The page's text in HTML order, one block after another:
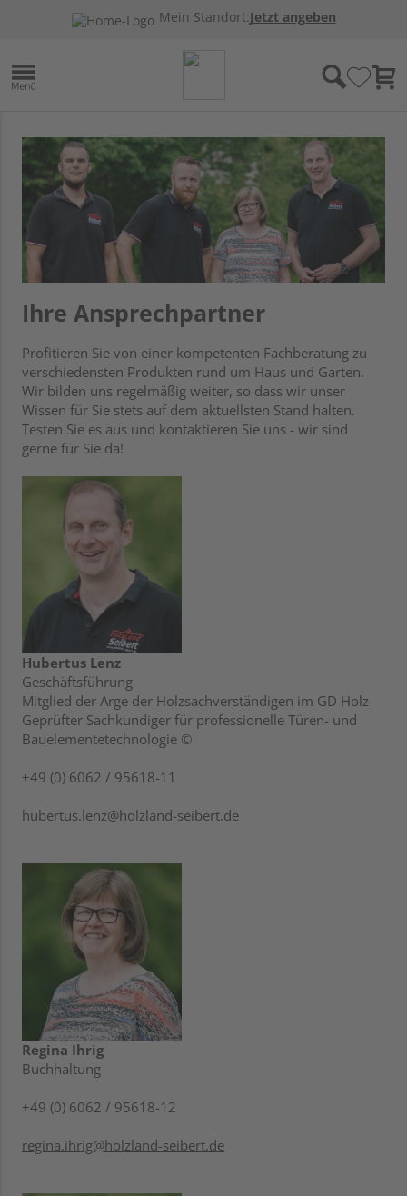
Mein Standort:Jetzt angeben
Ihre Ansprechpartner
Profitieren Sie von einer kompetenten Fachberatung zu
verschiedensten Produkten rund um Haus und Garten.
Wir bilden uns regelmäßig weiter, so dass wir unser
Wissen für Sie stets auf dem aktuellsten Stand halten.
Testen Sie es aus und kontaktieren Sie uns - wir sind
gerne für Sie da!
Hubertus Lenz
Geschäftsführung
Mitglied der Arge der Holzsachverständigen im GD Holz
Geprüfter Sachkundiger für professionelle Türen- und
Bauelementetechnologie ©
+49 (0) 6062 / 95618-11
hubertus.lenz@holzland-seibert.de
Regina Ihrig
Buchhaltung
+49 (0) 6062 / 95618-12
regina.ihrig@holzland-seibert.de